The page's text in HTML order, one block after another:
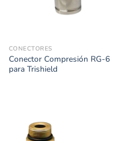
CONECTORES
Conector Compresión RG-6
para Trishield